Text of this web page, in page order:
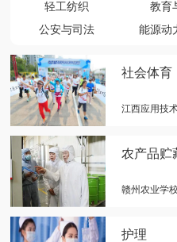
轻工纺织
教育
公安与司法
能源动
社会体育
江西应用技
农产品贮
赣州农业学
护理